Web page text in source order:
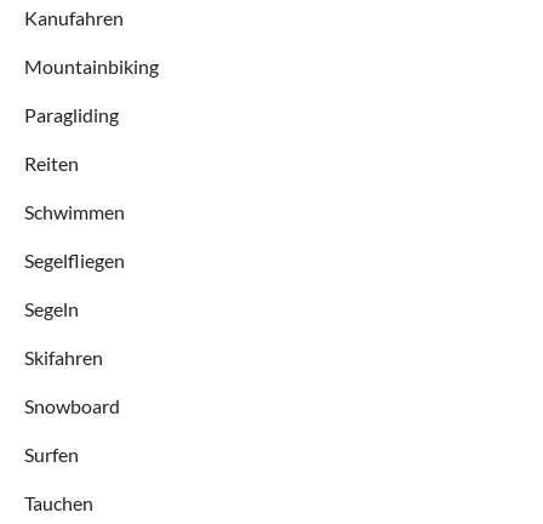
Kanufahren
Mountainbiking
Paragliding
Reiten
Schwimmen
Segelfliegen
Segeln
Skifahren
Snowboard
Surfen
Tauchen